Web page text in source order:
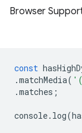
Browser
const
.matchMedia(
.matches ;
console. log(